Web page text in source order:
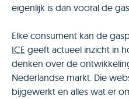
eigenlijk is dan vooral de
Elke consument kan de
ICE geeft actueel inzicht in
denken over de
Nederlandse markt. Die
bijgewerkt en alles wat er